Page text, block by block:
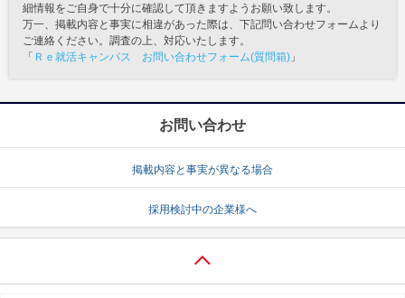
細情報をご自身で十分に確認して頂きますようお願い致します。
万一、掲載内容と事実に相違があった際は、下記問い合わせフォームより
ご連絡ください。調査の上、対応いたします。
「 Ｒｅ就活キャンパス お問い合わせフォーム(質問箱) 」
お問い合わせ
掲載内容と事実が異なる場合
採用検討中の企業様へ